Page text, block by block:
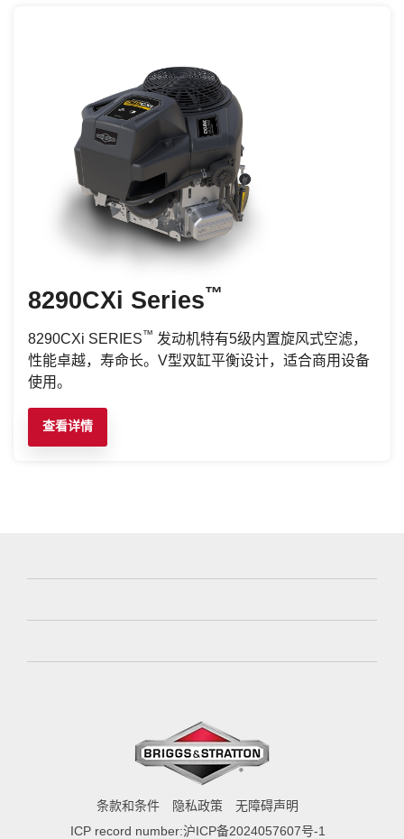
8290CXi Series™
8290CXi SERIES™ 发动机特有5级内置旋风式空滤，
性能卓越，寿命长。V型双缸平衡设计，适合商用设备
使用。
查看详情
条款和条件 隐私政策
无障碍声明
ICP record number:沪ICP备2024057607号-1